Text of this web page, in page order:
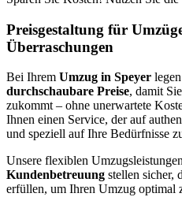
Preisgestaltung für
Überraschungen
Bei Ihrem Umzug in Speyer
durchschaubare Preise, damit
zukommt – ohne unerwartete
Ihnen einen Service, der auf
und speziell auf Ihre Bedürfnisse
Unsere flexiblen
Kundenbetreuung stellen sicher,
erfüllen, um Ihren Umzug optimal